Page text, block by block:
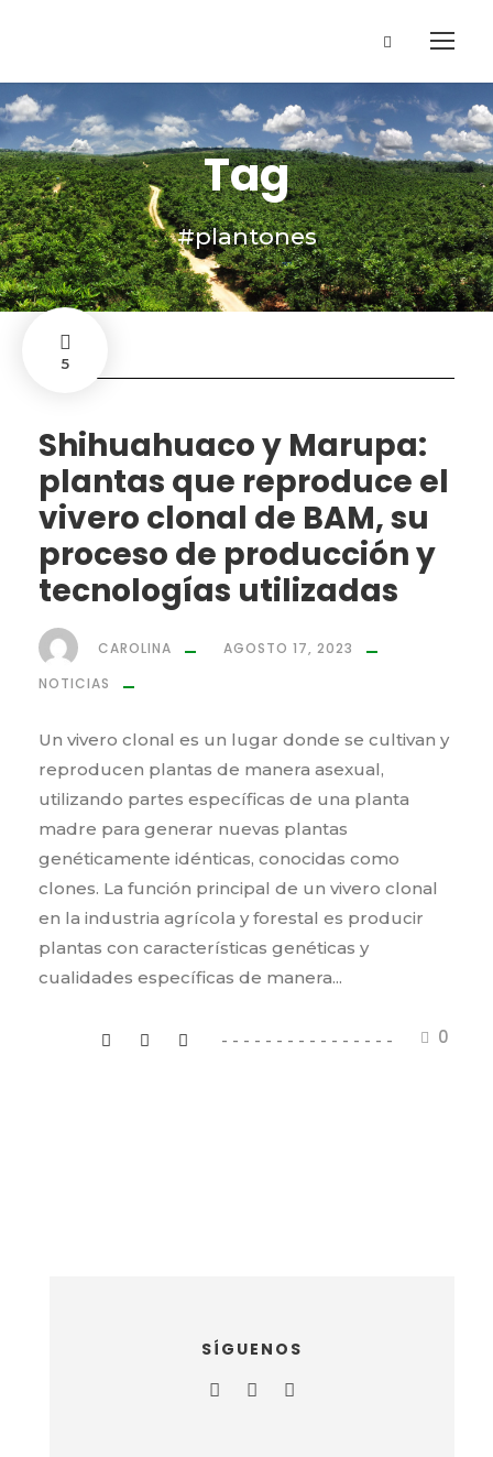
Tag
#plantones
5
Shihuahuaco y Marupa:
plantas que reproduce el
vivero clonal de BAM, su
proceso de producción y
tecnologías utilizadas
0
CAROLINA
AGOSTO 17, 2023
NOTICIAS
Un vivero clonal es un lugar donde se cultivan y
reproducen plantas de manera asexual,
utilizando partes específicas de una planta
madre para generar nuevas plantas
genéticamente idénticas, conocidas como
clones. La función principal de un vivero clonal
en la industria agrícola y forestal es producir
plantas con características genéticas y
cualidades específicas de manera...
SÍGUENOS